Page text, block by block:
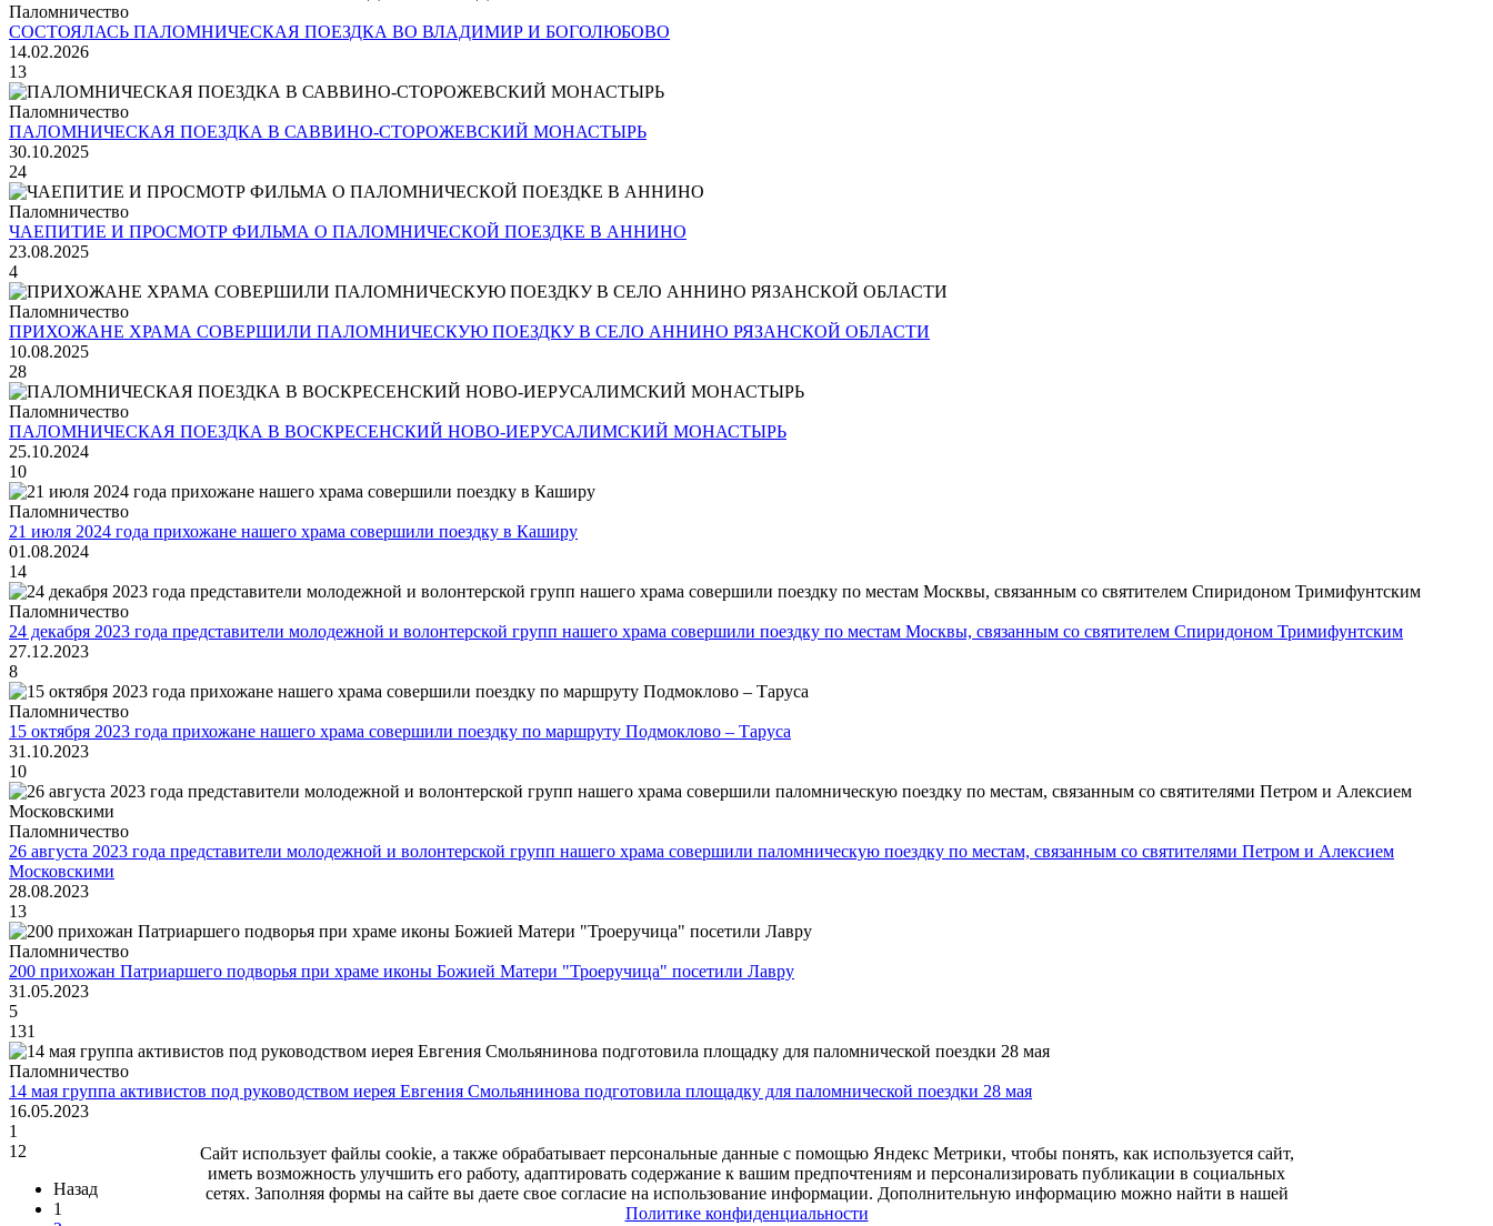
Паломничество
СОСТОЯЛАСЬ ПАЛОМНИЧЕСКАЯ ПОЕЗДКА ВО ВЛАДИМИР И БОГОЛЮБОВО
14.02.2026
13
Паломничество
ПАЛОМНИЧЕСКАЯ ПОЕЗДКА В САВВИНО-СТОРОЖЕВСКИЙ МОНАСТЫРЬ
30.10.2025
24
Паломничество
ЧАЕПИТИЕ И ПРОСМОТР ФИЛЬМА О ПАЛОМНИЧЕСКОЙ ПОЕЗДКЕ В АННИНО
23.08.2025
4
Паломничество
ПРИХОЖАНЕ ХРАМА СОВЕРШИЛИ ПАЛОМНИЧЕСКУЮ ПОЕЗДКУ В СЕЛО АННИНО РЯЗАНСКОЙ ОБЛАСТИ
10.08.2025
28
Паломничество
ПАЛОМНИЧЕСКАЯ ПОЕЗДКА В ВОСКРЕСЕНСКИЙ НОВО-ИЕРУСАЛИМСКИЙ МОНАСТЫРЬ
25.10.2024
10
Паломничество
21 июля 2024 года прихожане нашего храма совершили поездку в Каширу
01.08.2024
14
Паломничество
24 декабря 2023 года представители молодежной и волонтерской групп нашего храма совершили поездку по местам Москвы, связанным со святителем Спиридоном Тримифунтским
27.12.2023
8
Паломничество
15 октября 2023 года прихожане нашего храма совершили поездку по маршруту Подмоклово – Таруса
31.10.2023
10
Паломничество
26 августа 2023 года представители молодежной и волонтерской групп нашего храма совершили паломническую поездку по местам, связанным со святителями Петром и Алексием
Московскими
28.08.2023
13
Паломничество
200 прихожан Патриаршего подворья при храме иконы Божией Матери "Троеручица" посетили Лавру
31.05.2023
5
131
Паломничество
14 мая группа активистов под руководством иерея Евгения Смольянинова подготовила площадку для паломнической поездки 28 мая
16.05.2023
1
12
Назад
1
Сайт использует файлы cookie, а также обрабатывает персональные данные с помощью Яндекс Метрики, чтобы понять, как используется сайт,
иметь возможность улучшить его работу, адаптировать содержание к вашим предпочтениям и персонализировать публикации в социальных
сетях. Заполняя формы на сайте вы даете свое согласие на использование информации. Дополнительную информацию можно найти в нашей
Политике конфиденциальности